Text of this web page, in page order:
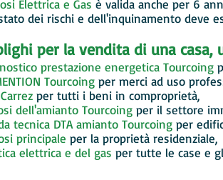
Elettrica e Gas è valida anche per 6
dei rischi e dell'inquinamento deve
per la vendita di una casa,
prestazione energetica Tourcoing
Tourcoing per merci ad uso
per tutti i beni in comproprietà,
dell'amianto Tourcoing per il settore
tecnica DTA amianto Tourcoing per
principale per la proprietà residenziale,
elettrica e del gas per tutte le case e